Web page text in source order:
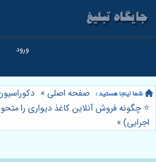
صفحه اصلی »
⭐️ چگونه فروش آنلاین کاغذ دیواری را
اجرایی)»